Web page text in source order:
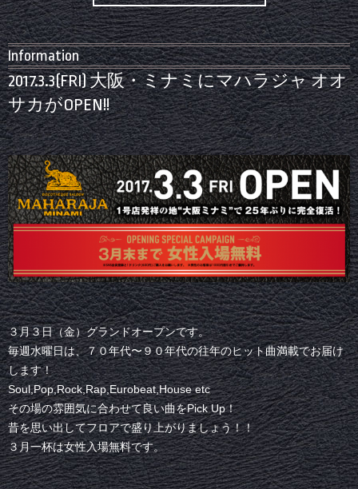
Information
2017.3.3(FRI) 大阪・ミナミにマハラジャ オオ
サカがOPEN!!
３月３日（金）グランドオープンです。
毎週水曜日は、７０年代〜９０年代の往年のヒット曲満載でお届け
します！
Soul,Pop,Rock,Rap,Eurobeat,House etc
その場の雰囲気に合わせて良い曲をPick Up！
昔を思い出してフロアで盛り上がりましょう！！
３月一杯は女性入場無料です。